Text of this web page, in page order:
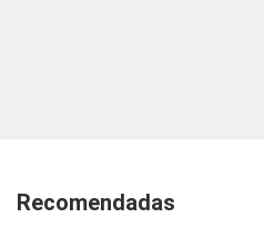
Recomendadas